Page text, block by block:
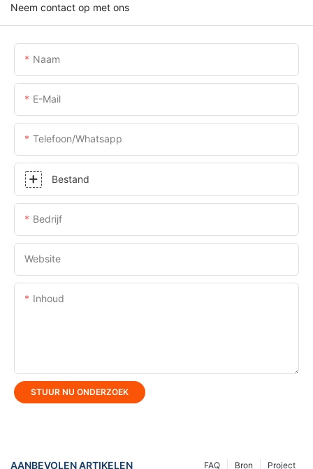
Neem contact op met ons
Naam
E-Mail
Telefoon/whatsapp
Bestand
Bedrijf
Website
Inhoud
STUUR NU ONDERZOEK
AANBEVOLEN ARTIKELEN Project
Bron
FAQ